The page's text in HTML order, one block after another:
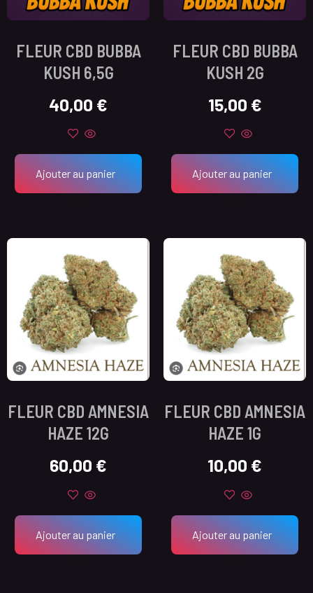
FLEUR CBD BUBBA
KUSH 6,5G
40,00 €
Ajouter au panier
FLEUR CBD BUBBA
KUSH 2G
15,00 €
Ajouter au panier
FLEUR CBD AMNESIA
HAZE 12G
60,00 €
Ajouter au panier
FLEUR CBD AMNESIA
HAZE 1G
10,00 €
Ajouter au panier